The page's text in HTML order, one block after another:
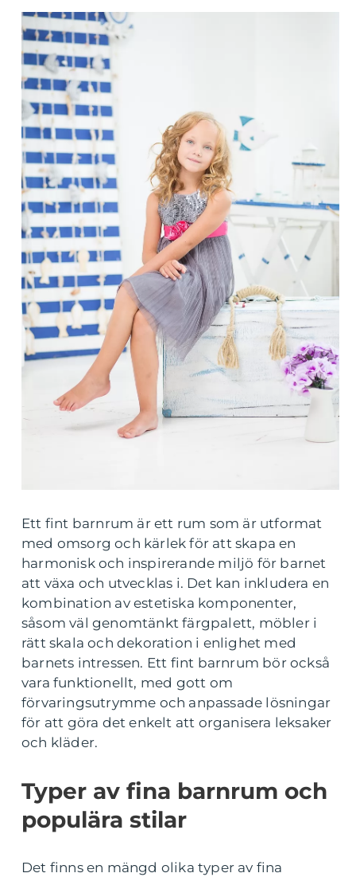
Ett fint barnrum är ett rum som är utformat
med omsorg och kärlek för att skapa en
harmonisk och inspirerande miljö för barnet
att växa och utvecklas i. Det kan inkludera en
kombination av estetiska komponenter,
såsom väl genomtänkt färgpalett, möbler i
rätt skala och dekoration i enlighet med
barnets intressen. Ett fint barnrum bör också
vara funktionellt, med gott om
förvaringsutrymme och anpassade lösningar
för att göra det enkelt att organisera leksaker
och kläder.
Typer av fina barnrum och
populära stilar
Det finns en mängd olika typer av fina